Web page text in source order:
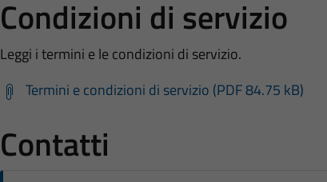
Condizioni di servizio
Leggi i termini e le condizioni di servizio.
Termini e condizioni di servizio (PDF 84.75 kB)
Contatti